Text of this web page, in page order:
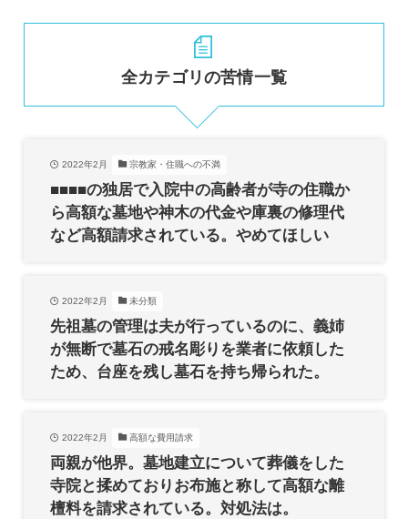
全カテゴリの苦情一覧
2022年2月 宗教家・住職への不満
■■■■の独居で入院中の高齢者が寺の住職か
ら高額な墓地や神木の代金や庫裏の修理代
など高額請求されている。やめてほしい
2022年2月 未分類
先祖墓の管理は夫が行っているのに、義姉
が無断で墓石の戒名彫りを業者に依頼した
ため、台座を残し墓石を持ち帰られた。
2022年2月 高額な費用請求
両親が他界。墓地建立について葬儀をした
寺院と揉めておりお布施と称して高額な離
檀料を請求されている。対処法は。